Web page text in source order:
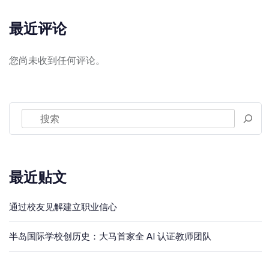
最近评论
您尚未收到任何评论。
最近贴文
通过校友见解建立职业信心
半岛国际学校创历史：大马首家全 AI 认证教师团队